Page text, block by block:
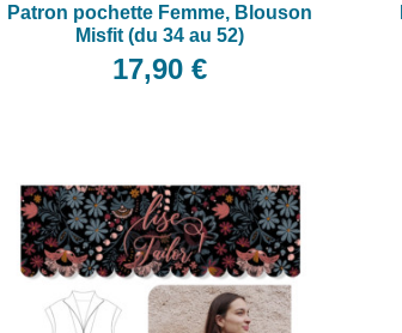
Patron pochette Femme, Blouson
Misfit (du 34 au 52)
17,90 €